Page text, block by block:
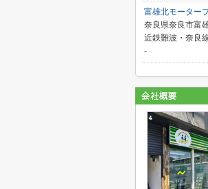
富雄北モーター
奈良県奈良市富
近鉄難波・奈良
-